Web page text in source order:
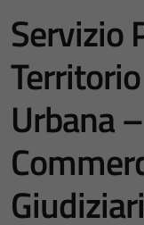
Servizio
Urbana